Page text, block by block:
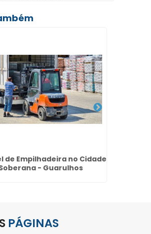
de Empilhadeira no Cidade
- Guarulhos
PÁGINAS